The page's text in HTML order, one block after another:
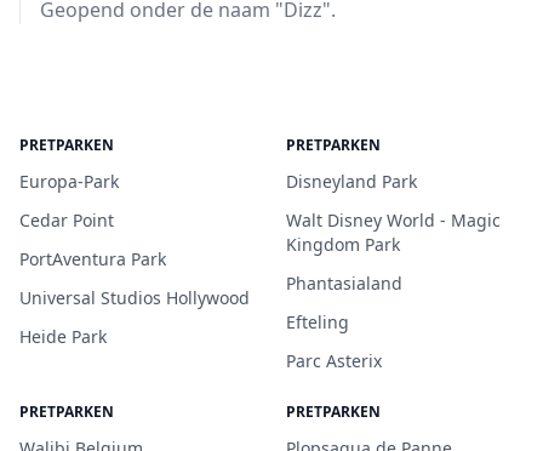
Geopend onder de naam "Dizz".
PRETPARKEN
Europa-Park
Cedar Point
PortAventura Park
Universal Studios Hollywood
Heide Park
PRETPARKEN
Disneyland Park
Walt Disney World - Magic
Kingdom Park
Phantasialand
Efteling
Parc Asterix
PRETPARKEN PRETPARKEN